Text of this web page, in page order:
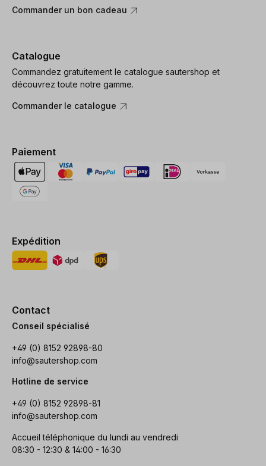
Commander un bon cadeau
Catalogue
Commandez gratuitement le catalogue sautershop et
découvrez toute notre gamme.
Commander le catalogue
Paiement
Expédition
Contact
Conseil spécialisé
+49 (0) 8152 92898-80
info@sautershop.com
Hotline de service
+49 (0) 8152 92898-81
info@sautershop.com
Accueil téléphonique du lundi au vendredi
08:30 - 12:30 & 14:00 - 16:30